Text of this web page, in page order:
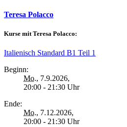
Teresa Polacco
Kurse mit Teresa Polacco:
Italienisch Standard B1 Teil 1
Beginn:
Mo., 7.9.2026,
20:00 - 21:30 Uhr
Ende:
Mo., 7.12.2026,
20:00 - 21:30 Uhr